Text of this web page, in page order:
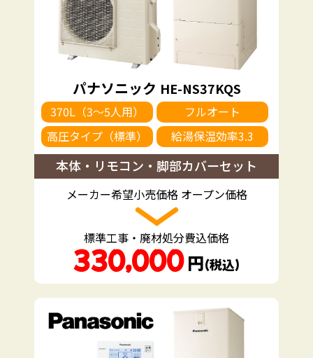
パナソニック HE-NS37KQS
370L（3～5人用）
フルオート
高圧タイプ（標準）
給湯保温効率3.3
本体・リモコン・脚部カバーセット
メーカー希望小売価格 オープン価格
標準工事・廃材処分費込価格
330,000 円（税込）